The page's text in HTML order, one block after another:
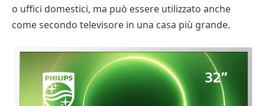
o uffici domestici, ma può essere utilizzato anche
come secondo televisore in una casa più grande.